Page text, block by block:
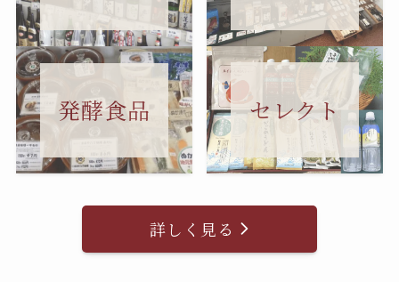
発酵食品 セレクト
詳しく見る